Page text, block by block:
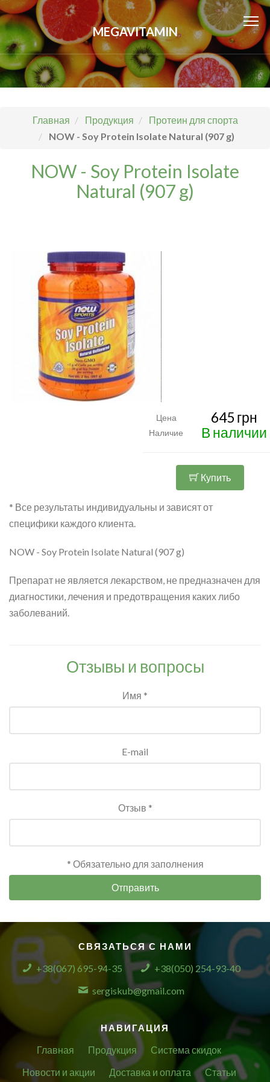
MEGAVITAMIN
Главная Продукция
Протеин для спорта
NOW - Soy Protein Isolate Natural (907 g)
NOW - Soy Protein Isolate
Natural (907 g)
Цена 645 грн
Наличие В наличии
Купить
* Все результаты индивидуальны и зависят от
специфики каждого клиента.
NOW - Soy Protein Isolate Natural (907 g)
Препарат не является лекарством, не предназначен для
диагностики, лечения и предотвращения каких либо
заболеваний.
Отзывы и вопросы
Имя *
E-mail
Отзыв *
* Обязательно для заполнения
Отправить
СВЯЗАТЬСЯ С НАМИ
+38(067) 695-94-35
+38(050) 254-93-40
sergiskub@gmail.com
НАВИГАЦИЯ
Главная Продукция
Система скидок
Новости и акции
Доставка и оплата Статьи